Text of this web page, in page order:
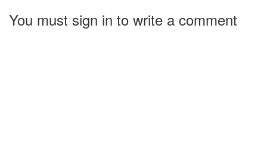
You must sign in to write a comment